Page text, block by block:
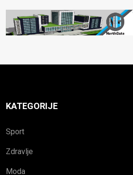
KATEGORIJE
Sport
Zdravlje
Moda